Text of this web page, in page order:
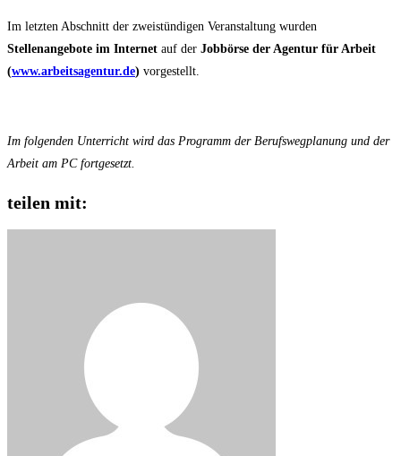
Im letzten Abschnitt der zweistündigen Veranstaltung wurden
Stellenangebote im Internet auf der Jobbörse der Agentur für Arbeit
(www.arbeitsagentur.de) vorgestellt.
Im folgenden Unterricht wird das Programm der Berufswegplanung und der
Arbeit am PC fortgesetzt.
teilen mit: